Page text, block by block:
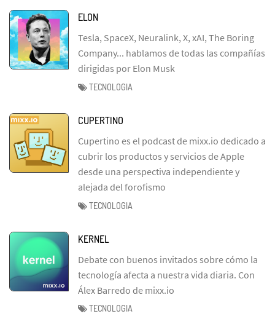
ELON
Tesla, SpaceX, Neuralink, X, xAI, The Boring
Company... hablamos de todas las compañías
dirigidas por Elon Musk
TECNOLOGIA
CUPERTINO
Cupertino es el podcast de mixx.io dedicado a
cubrir los productos y servicios de Apple
desde una perspectiva independiente y
alejada del forofismo
TECNOLOGIA
KERNEL
Debate con buenos invitados sobre cómo la
tecnología afecta a nuestra vida diaria. Con
Álex Barredo de mixx.io
TECNOLOGIA